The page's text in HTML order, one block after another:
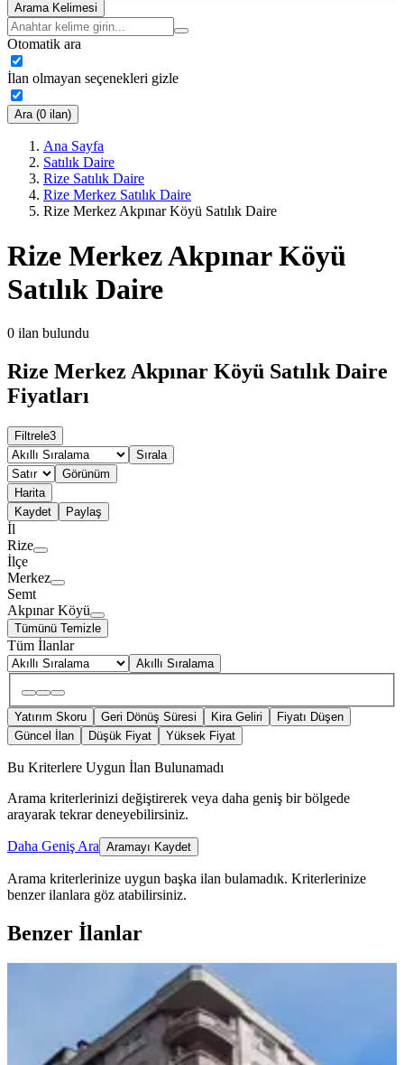
Arama Kelimesi
Otomatik ara
İlan olmayan seçenekleri gizle
Ara (0 ilan)
Ana Sayfa
Satılık Daire
Rize Satılık Daire
Rize Merkez Satılık Daire
Rize Merkez Akpınar Köyü Satılık Daire
Rize Merkez Akpınar Köyü
Satılık Daire
0 ilan bulundu
Rize Merkez Akpınar Köyü Satılık Daire
Fiyatları
Filtrele3
Sırala
Görünüm
Harita
Kaydet
Paylaş
İl
Rize
İlçe
Merkez
Semt
Akpınar Köyü
Tümünü Temizle
Tüm İlanlar
Akıllı Sıralama
Yatırım Skoru Geri Dönüş Süresi Kira Geliri
Fiyatı Düşen
Güncel İlan
Düşük Fiyat Yüksek Fiyat
Bu Kriterlere Uygun İlan Bulunamadı
Arama kriterlerinizi değiştirerek veya daha geniş bir bölgede
arayarak tekrar deneyebilirsiniz.
Daha Geniş Ara Aramayı Kaydet
Arama kriterlerinize uygun başka ilan bulamadık. Kriterlerinize
benzer ilanlara göz atabilirsiniz.
Benzer İlanlar
Turan Emlaktan Emniyet Müdürlüğü
Yanında 3.kat-165.m²-3+1-daire
Satılık